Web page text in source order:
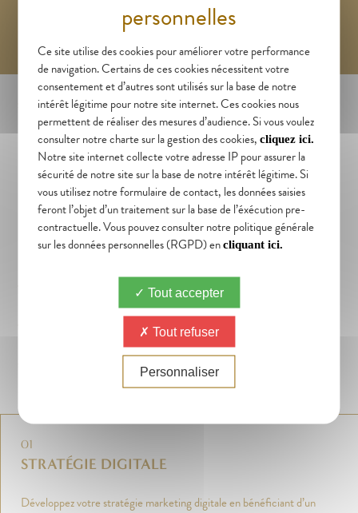
STRATÉGIE MARKETING & DIGITALE À ANGERS
UNE APPROCHE
MULTICANALE
La force de l’Agence 12 Mars repose sur un accompagnement global
permettant d’avoir une vue à 360° de votre projet. En effet, il est
atteindre les objectifs de l’entreprise. Cette approche multicanale de
l’agence de marketing angevine passe par de l’écoute active sur la
démarche de définition du marketing stratégique permettant ensuite
une gestion de projet qui englobe l’ensemble des actions marketing qui
01
STRATÉGIE DIGITALE
Développez votre stratégie marketing digitale en bénéficiant d’un
Ce site utilise des cookies pour améliorer votre performance
de navigation. Certains de ces cookies nécessitent votre
consentement et d’autres sont utilisés sur la base de notre
intérêt légitime pour notre site internet. Ces cookies nous
permettent de réaliser des mesures d’audience. Si vous voulez
consulter notre charte sur la gestion des cookies,cliquez ici.
Notre site internet collecte votre adresse IP pour assurer la
sécurité de notre site sur la base de notre intérêt légitime. Si
vous utilisez notre formulaire de contact, les données saisies
feront l’objet d’un traitement sur la base de l’éxécution pre-
contractuelle. Vous pouvez consulter notre politique générale
sur les données personnelles (RGPD) encliquant ici.
Tout accepter
Tout refuser
Personnaliser